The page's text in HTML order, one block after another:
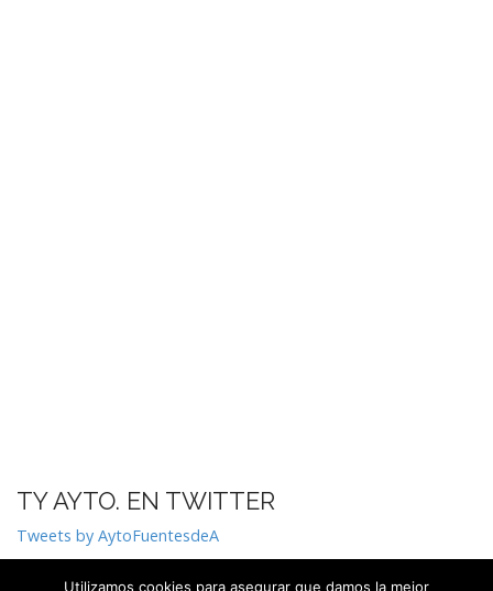
TY AYTO. EN TWITTER
Tweets by AytoFuentesdeA
Utilizamos cookies para asegurar que damos la mejor